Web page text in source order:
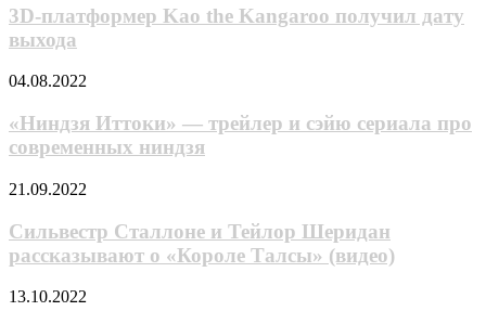
Horizon
Adventures
Kao
the
Kangaroo
дату
3D-платформер Kao the Kangaroo получил дату
выхода
«Ниндзя
—
трейлер
и
сериала
современных
ниндзя
04.08.2022
«Ниндзя Иттоки» — трейлер и сэйю сериала про
современных ниндзя
Сильвестр
и
Тейлор
Шеридан
о
21.09.2022
Сильвестр Сталлоне и Тейлор Шеридан
рассказывают о «Короле Талсы» (видео)
«Магическая
13.10.2022